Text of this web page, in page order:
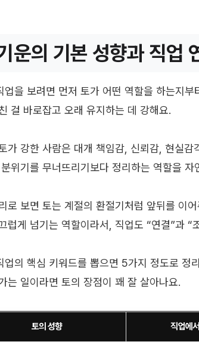
운의 기본 성향과 직업
업을 보려면 먼저 토가 어떤 역할을 하는지
걸 바로잡고 오래 유지하는 데 강해요.
가 강한 사람은 대개 책임감, 신뢰감, 현실
위기를 무너뜨리기보다 정리하는 역할을 자
로 보면 토는 계절의 환절기처럼 앞뒤를 이
럽게 넘기는 역할이라서, 직업도 “연결”과 “
업의 핵심 키워드를 뽑으면 5가지 정도로 정
는 일이라면 토의 장점이 꽤 잘 살아나요.
토의 성향 직업에